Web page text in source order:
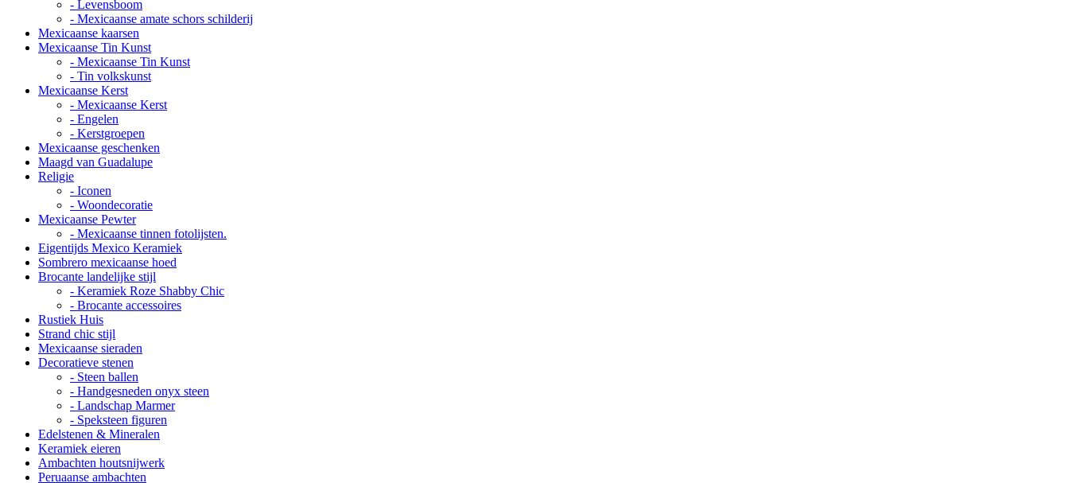
- Levensboom
- Mexicaanse amate schors schilderij
Mexicaanse kaarsen
Mexicaanse Tin Kunst
- Mexicaanse Tin Kunst
- Tin volkskunst
Mexicaanse Kerst
- Mexicaanse Kerst
- Engelen
- Kerstgroepen
Mexicaanse geschenken
Maagd van Guadalupe
Religie
- Iconen
- Woondecoratie
Mexicaanse Pewter
- Mexicaanse tinnen fotolijsten.
Eigentijds Mexico Keramiek
Sombrero mexicaanse hoed
Brocante landelijke stijl
- Keramiek Roze Shabby Chic
- Brocante accessoires
Rustiek Huis
Strand chic stijl
Mexicaanse sieraden
Decoratieve stenen
- Steen ballen
- Handgesneden onyx steen
- Landschap Marmer
- Speksteen figuren
Edelstenen & Mineralen
Keramiek eieren
Ambachten houtsnijwerk
Peruaanse ambachten